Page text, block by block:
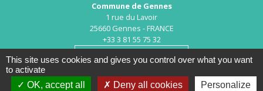
Commune de Gennes
1 rue du Lavoir
25660 Gennes - FRANCE
+33 3 81 55 75 32
Contact par formulaire
Horaires d’ouverture au public :
This site uses cookies and gives you control over what you want
to activate
OK, accept all
Deny all cookies Personalize